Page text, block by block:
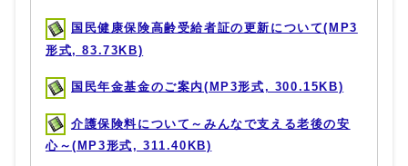
国民健康保険高齢受給者証の更新について(MP3
形式, 83.73KB)
国民年金基金のご案内(MP3形式, 300.15KB)
介護保険料について～みんなで支える老後の安
心～(MP3形式, 311.40KB)